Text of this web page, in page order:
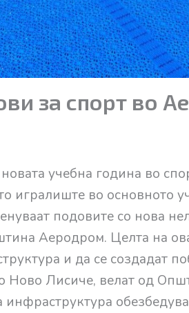
за спорт во
учебна година во
игралиште во основното
подовите со нова
Аеродром. Целта на
и да се создадат
Ново Лисиче, велат од
инфраструктура